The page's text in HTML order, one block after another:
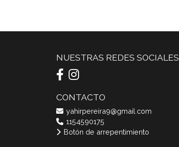
NUESTRAS REDES SOCIALES
CONTACTO
yahirpereira9@gmail.com
1154590175
Botón de arrepentimiento